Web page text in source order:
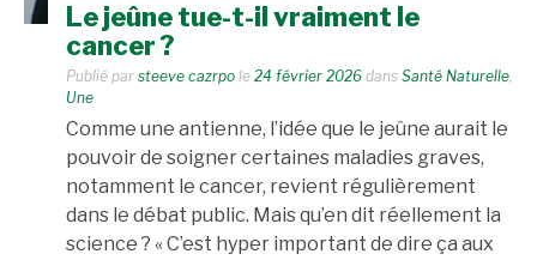
Le jeûne tue-t-il vraiment le
cancer ?
Publié par steeve cazrpo le 24 février 2026 dans Santé Naturelle,
Une
Comme une antienne, l’idée que le jeûne aurait le
pouvoir de soigner certaines maladies graves,
notamment le cancer, revient régulièrement
dans le débat public. Mais qu’en dit réellement la
science ? « C’est hyper important de dire ça aux